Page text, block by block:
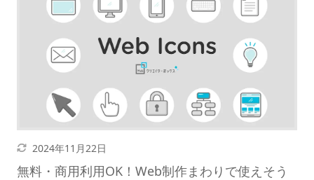
更新日
2024年11月22日
無料・商用利用OK！Web制作まわりで使えそう